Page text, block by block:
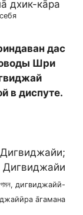
дхик-ка̄ра
дас
Шри
в диспуте.
Дигвиджайи
আগমন, дигвиджайӣ-
а̄гамана